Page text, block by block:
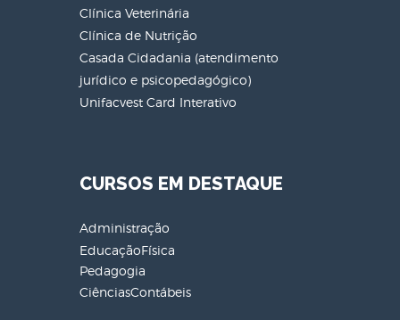
Clínica Veterinária
Clínica de Nutrição
Casada Cidadania (atendimento
jurídico e psicopedagógico)
Unifacvest Card Interativo
CURSOS EM DESTAQUE
Administração
EducaçãoFísica
Pedagogia
CiênciasContábeis